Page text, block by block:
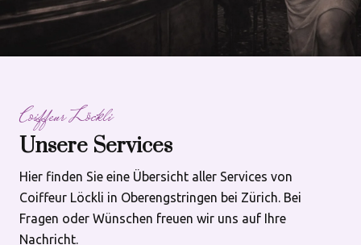
Coiffeur Löckli
Unsere Services
Hier finden Sie eine Übersicht aller Services von
Coiffeur Löckli in Oberengstringen bei Zürich. Bei
Fragen oder Wünschen freuen wir uns auf Ihre
Nachricht.